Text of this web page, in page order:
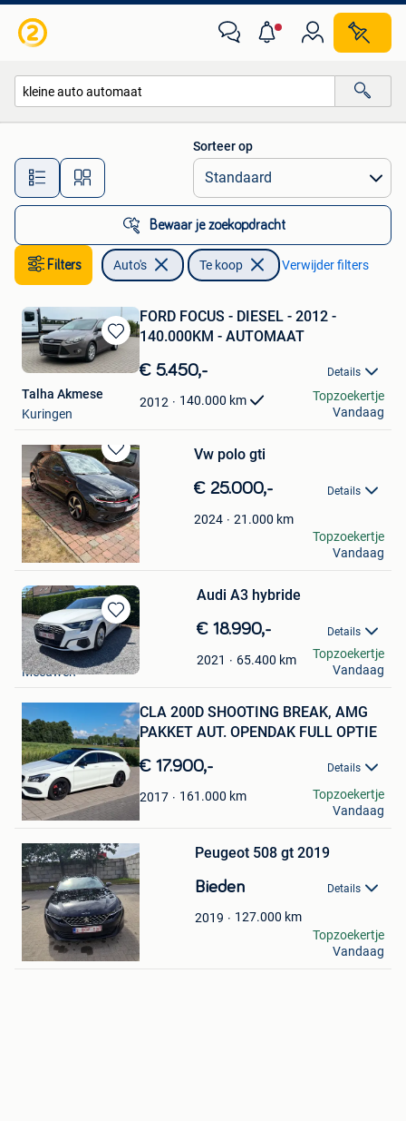
Alle afstanden…
Sorteer op
Bewaar je zoekopdracht
Filters Auto's Te koop Verwijder filters
Bewaren
in
Favorieten
FORD FOCUS - DIESEL - 2012 -
140.000KM - AUTOMAAT
€ 5.450,- Details
2012 140.000 km
Talha Akmese
Kuringen
Topzoekertje
Vandaag
Bewaren
in
Mijn
Favorieten
Vw polo gti
€ 25.000,- Details
2024 21.000 km
Jo
Hamont
Topzoekertje
Vandaag
Bewaren
in
Mijn
Favorieten
Audi A3 hybride
€ 18.990,- Details
2021 65.400 km
Frederik Greyn
Meeuwen
Topzoekertje
Vandaag
Mijn
Favorieten
CLA 200D SHOOTING BREAK, AMG
PAKKET AUT. OPENDAK FULL OPTIE
€ 17.900,- Details
2017 161.000 km
gino
Deurne
Topzoekertje
Vandaag
Bewaren
Mijn
Favorieten
Peugeot 508 gt 2019
Bieden Details
2019 127.000 km
Davi
Sint-Niklaas
Topzoekertje
Vandaag